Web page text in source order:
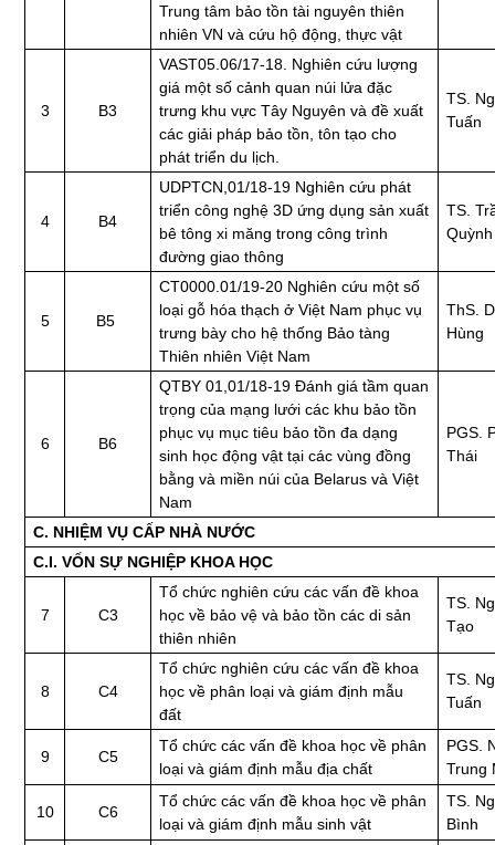
Trung tâm bảo tồn tài nguyên thiên
nhiên VN và cứu hộ động, thực vật
3 B3
VAST05.06/17-18. Nghiên cứu lượng
giá một số cảnh quan núi lửa đặc
trưng khu vực Tây Nguyên và đề xuất
các giải pháp bảo tồn, tôn tạo cho
phát triển du lịch.
TS.
Tuấn
4 B4
UDPTCN,01/18-19 Nghiên cứu phát
triển công nghệ 3D ứng dụng sản xuất
bê tông xi măng trong công trình
đường giao thông
TS.
Quỳnh
5 B5
CT0000.01/19-20 Nghiên cứu một số
loại gỗ hóa thạch ở Việt Nam phục vụ
trưng bày cho hệ thống Bảo tàng
Thiên nhiên Việt Nam
ThS.
Hùng
6 B6
QTBY 01,01/18-19 Đánh giá tầm quan
trọng của mạng lưới các khu bảo tồn
phục vụ mục tiêu bảo tồn đa dạng
sinh học động vật tại các vùng đồng
bằng và miền núi của Belarus và Việt
Nam
PGS.
Thái
C. NHIỆM VỤ CẤP NHÀ NƯỚC
C.I. VỐN SỰ NGHIỆP KHOA HỌC
7 C3
Tổ chức nghiên cứu các vấn đề khoa
học về bảo vệ và bảo tồn các di sản
thiên nhiên
TS.
Tạo
8 C4
Tổ chức nghiên cứu các vấn đề khoa
học về phân loại và giám định mẫu
đất
TS.
Tuấn
9 C5
Tổ chức các vấn đề khoa học về phân
loại và giám định mẫu địa chất
PGS.
Trung
10 C6
Tổ chức các vấn đề khoa học về phân
loại và giám định mẫu sinh vật
TS.
Bình